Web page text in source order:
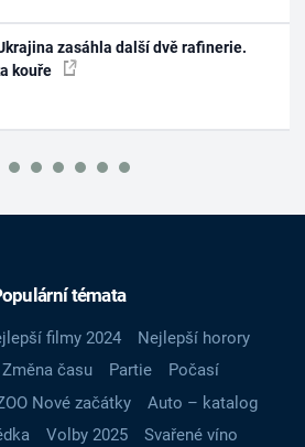
zasáhla další dvě rafinerie.
kouře
témata
filmy 2024
Nejlepší horory
Změna času Partie
Počasí
Nové začátky
Auto – katalog
Volby 2025
Svařené víno